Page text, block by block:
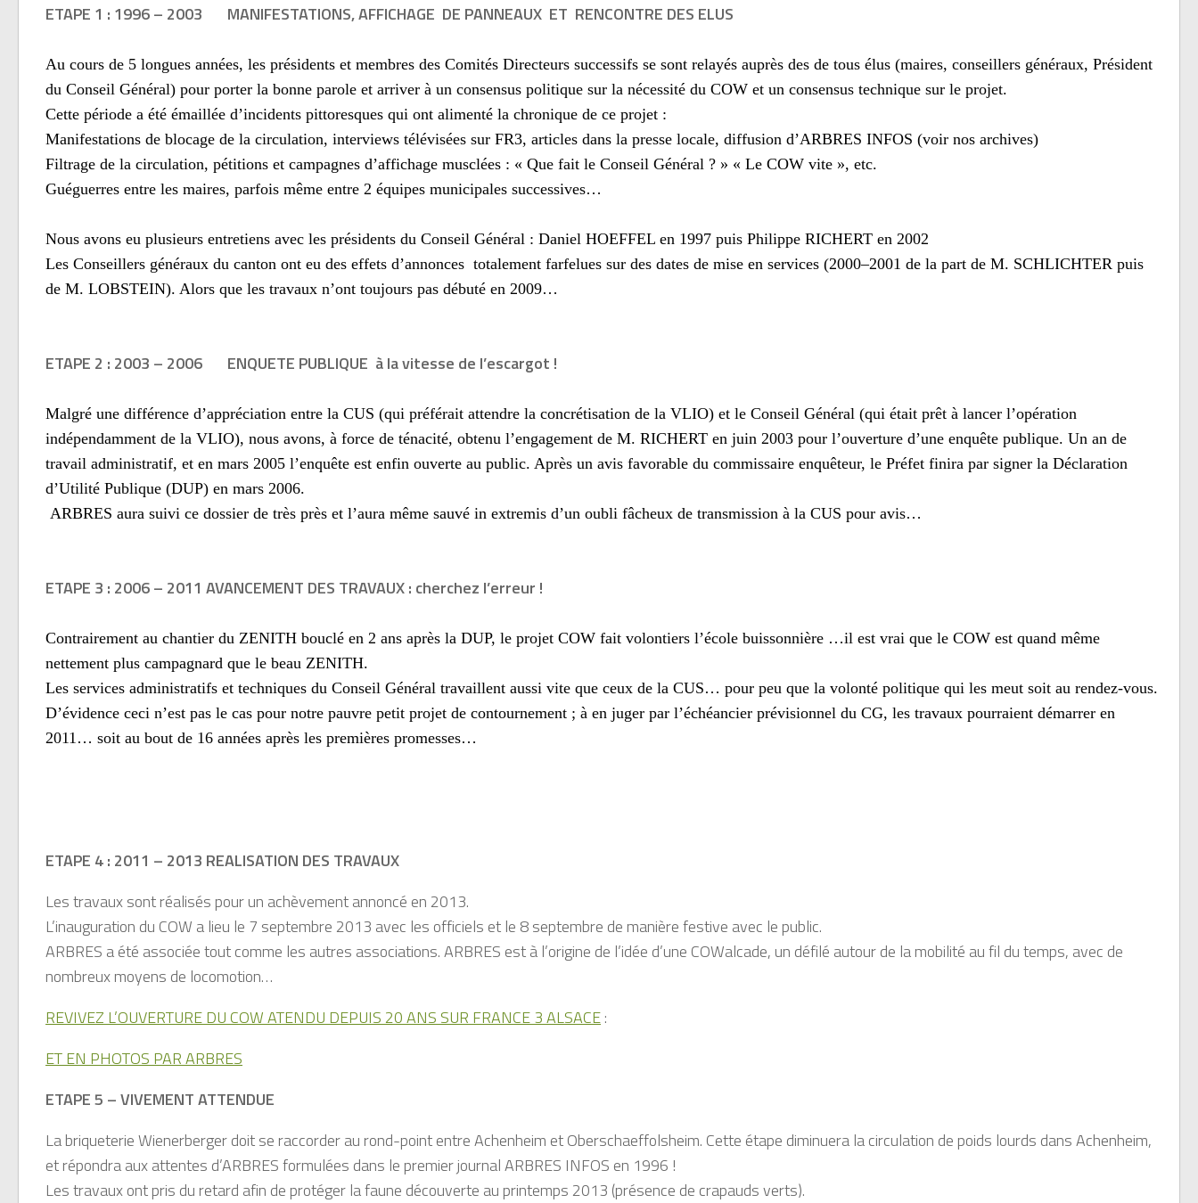
ETAPE 1 : 1996 – 2003 MANIFESTATIONS, AFFICHAGE DE PANNEAUX ET RENCONTRE DES ELUS
Au cours de 5 longues années, les présidents et membres des Comités Directeurs successifs se sont relayés auprès des de tous élus (maires, conseillers généraux, Président
du Conseil Général) pour porter la bonne parole et arriver à un consensus politique sur la nécessité du COW et un consensus technique sur le projet.
Cette période a été émaillée d’incidents pittoresques qui ont alimenté la chronique de ce projet :
Manifestations de blocage de la circulation, interviews télévisées sur FR3, articles dans la presse locale, diffusion d’ARBRES INFOS (voir nos archives)
Filtrage de la circulation, pétitions et campagnes d’affichage musclées : « Que fait le Conseil Général ? » « Le COW vite », etc.
Guéguerres entre les maires, parfois même entre 2 équipes municipales successives…
Nous avons eu plusieurs entretiens avec les présidents du Conseil Général : Daniel HOEFFEL en 1997 puis Philippe RICHERT en 2002
Les Conseillers généraux du canton ont eu des effets d’annonces totalement farfelues sur des dates de mise en services (2000–2001 de la part de M. SCHLICHTER puis
de M. LOBSTEIN). Alors que les travaux n’ont toujours pas débuté en 2009…
ETAPE 2 : 2003 – 2006 ENQUETE PUBLIQUE à la vitesse de l’escargot !
Malgré une différence d’appréciation entre la CUS (qui préférait attendre la concrétisation de la VLIO) et le Conseil Général (qui était prêt à lancer l’opération
indépendamment de la VLIO), nous avons, à force de ténacité, obtenu l’engagement de M. RICHERT en juin 2003 pour l’ouverture d’une enquête publique. Un an de
travail administratif, et en mars 2005 l’enquête est enfin ouverte au public. Après un avis favorable du commissaire enquêteur, le Préfet finira par signer la Déclaration
d’Utilité Publique (DUP) en mars 2006.
ARBRES aura suivi ce dossier de très près et l’aura même sauvé in extremis d’un oubli fâcheux de transmission à la CUS pour avis…
ETAPE 3 : 2006 – 2011 AVANCEMENT DES TRAVAUX : cherchez l’erreur !
Contrairement au chantier du ZENITH bouclé en 2 ans après la DUP, le projet COW fait volontiers l’école buissonnière …il est vrai que le COW est quand même
nettement plus campagnard que le beau ZENITH.
Les services administratifs et techniques du Conseil Général travaillent aussi vite que ceux de la CUS… pour peu que la volonté politique qui les meut soit au rendez-vous.
D’évidence ceci n’est pas le cas pour notre pauvre petit projet de contournement ; à en juger par l’échéancier prévisionnel du CG, les travaux pourraient démarrer en
2011… soit au bout de 16 années après les premières promesses…
ETAPE 4 : 2011 – 2013 REALISATION DES TRAVAUX
Les travaux sont réalisés pour un achèvement annoncé en 2013.
L’inauguration du COW a lieu le 7 septembre 2013 avec les officiels et le 8 septembre de manière festive avec le public.
ARBRES a été associée tout comme les autres associations. ARBRES est à l’origine de l’idée d’une COWalcade, un défilé autour de la mobilité au fil du temps, avec de
nombreux moyens de locomotion…
REVIVEZ L’OUVERTURE DU COW ATENDU DEPUIS 20 ANS SUR FRANCE 3 ALSACE:
ET EN PHOTOS PAR ARBRES
ETAPE 5 – VIVEMENT ATTENDUE
La briqueterie Wienerberger doit se raccorder au rond-point entre Achenheim et Oberschaeffolsheim. Cette étape diminuera la circulation de poids lourds dans Achenheim,
et répondra aux attentes d’ARBRES formulées dans le premier journal ARBRES INFOS en 1996 !
Les travaux ont pris du retard afin de protéger la faune découverte au printemps 2013 (présence de crapauds verts).